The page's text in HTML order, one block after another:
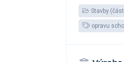
Stavby
opravu